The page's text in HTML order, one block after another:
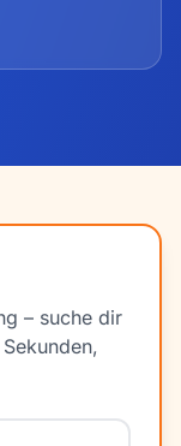
– suche dir